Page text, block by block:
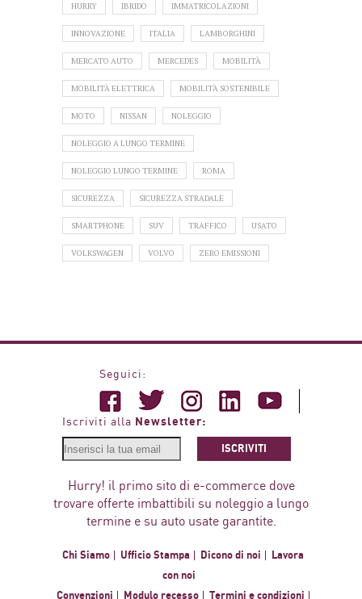
HURRY IBRIDO IMMATRICOLAZIONI
INNOVAZIONE ITALIA LAMBORGHINI
MERCATO AUTO MERCEDES MOBILITÀ
MOBILITÀ ELETTRICA MOBILITÀ SOSTENIBILE
MOTO NISSAN NOLEGGIO
NOLEGGIO A LUNGO TERMINE
NOLEGGIO LUNGO TERMINE ROMA
SICUREZZA SICUREZZA STRADALE
SMARTPHONE SUV TRAFFICO USATO
VOLKSWAGEN VOLVO ZERO EMISSIONI
Seguici:
Iscriviti alla Newsletter:
ISCRIVITI
Hurry! il primo sito di e-commerce dove
trovare offerte imbattibili su noleggio a lungo
termine e su auto usate garantite.
Chi Siamo Ufficio Stampa Dicono di noi
Lavora
con noi
Convenzioni
Modulo recesso Termini e condizioni